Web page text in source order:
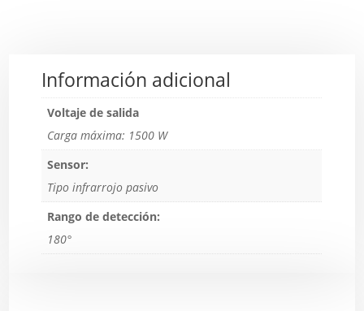
Información adicional
Voltaje de salida
Carga máxima: 1500 W
Sensor:
Tipo infrarrojo pasivo
Rango de detección:
180°